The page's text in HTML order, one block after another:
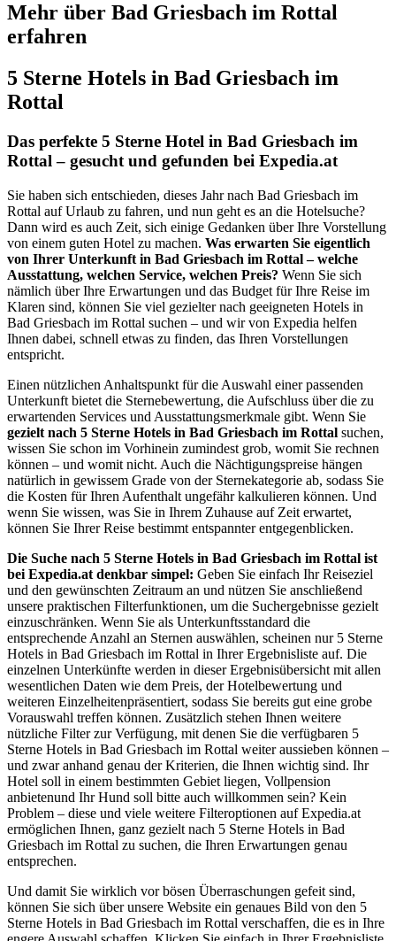
Mehr über Bad Griesbach im Rottal
erfahren
5 Sterne Hotels in Bad Griesbach im
Rottal
Das perfekte 5 Sterne Hotel in Bad Griesbach im
Rottal – gesucht und gefunden bei Expedia.at
Sie haben sich entschieden, dieses Jahr nach Bad Griesbach im
Rottal auf Urlaub zu fahren, und nun geht es an die Hotelsuche?
Dann wird es auch Zeit, sich einige Gedanken über Ihre Vorstellung
von einem guten Hotel zu machen. Was erwarten Sie eigentlich
von Ihrer Unterkunft in Bad Griesbach im Rottal – welche
Ausstattung, welchen Service, welchen Preis? Wenn Sie sich
nämlich über Ihre Erwartungen und das Budget für Ihre Reise im
Klaren sind, können Sie viel gezielter nach geeigneten Hotels in
Bad Griesbach im Rottal suchen – und wir von Expedia helfen
Ihnen dabei, schnell etwas zu finden, das Ihren Vorstellungen
entspricht.
Einen nützlichen Anhaltspunkt für die Auswahl einer passenden
Unterkunft bietet die Sternebewertung, die Aufschluss über die zu
erwartenden Services und Ausstattungsmerkmale gibt. Wenn Sie
gezielt nach 5 Sterne Hotels in Bad Griesbach im Rottal suchen,
wissen Sie schon im Vorhinein zumindest grob, womit Sie rechnen
können – und womit nicht. Auch die Nächtigungspreise hängen
natürlich in gewissem Grade von der Sternekategorie ab, sodass Sie
die Kosten für Ihren Aufenthalt ungefähr kalkulieren können. Und
wenn Sie wissen, was Sie in Ihrem Zuhause auf Zeit erwartet,
können Sie Ihrer Reise bestimmt entspannter entgegenblicken.
Die Suche nach 5 Sterne Hotels in Bad Griesbach im Rottal ist
bei Expedia.at denkbar simpel: Geben Sie einfach Ihr Reiseziel
und den gewünschten Zeitraum an und nützen Sie anschließend
unsere praktischen Filterfunktionen, um die Suchergebnisse gezielt
einzuschränken. Wenn Sie als Unterkunftsstandard die
entsprechende Anzahl an Sternen auswählen, scheinen nur 5 Sterne
Hotels in Bad Griesbach im Rottal in Ihrer Ergebnisliste auf. Die
einzelnen Unterkünfte werden in dieser Ergebnisübersicht mit allen
wesentlichen Daten wie dem Preis, der Hotelbewertung und
weiteren Einzelheitenpräsentiert, sodass Sie bereits gut eine grobe
Vorauswahl treffen können. Zusätzlich stehen Ihnen weitere
nützliche Filter zur Verfügung, mit denen Sie die verfügbaren 5
Sterne Hotels in Bad Griesbach im Rottal weiter aussieben können –
und zwar anhand genau der Kriterien, die Ihnen wichtig sind. Ihr
Hotel soll in einem bestimmten Gebiet liegen, Vollpension
anbietenund Ihr Hund soll bitte auch willkommen sein? Kein
Problem – diese und viele weitere Filteroptionen auf Expedia.at
ermöglichen Ihnen, ganz gezielt nach 5 Sterne Hotels in Bad
Griesbach im Rottal zu suchen, die Ihren Erwartungen genau
entsprechen.
Und damit Sie wirklich vor bösen Überraschungen gefeit sind,
können Sie sich über unsere Website ein genaues Bild von den 5
Sterne Hotels in Bad Griesbach im Rottal verschaffen, die es in Ihre